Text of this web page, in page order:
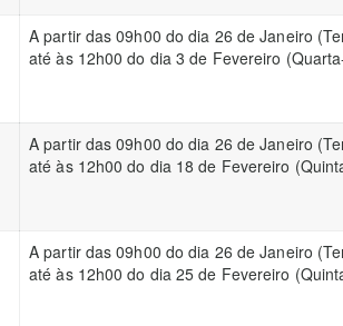
A partir das 09h00 do dia 26 de Janeiro
até às 12h00 do dia 3 de Fevereiro
A partir das 09h00 do dia 26 de Janeiro
até às 12h00 do dia 18 de Fevereiro
A partir das 09h00 do dia 26 de Janeiro
até às 12h00 do dia 25 de Fevereiro